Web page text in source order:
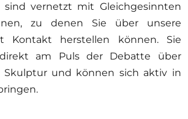
sind vernetzt mit Gleichgesinnten
zu denen Sie über unsere
Kontakt herstellen können. Sie
am Puls der Debatte über
Skulptur und können sich aktiv in